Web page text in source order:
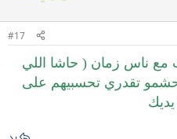
#17
مع ناس زمان ( حاشا اللي
تقدري تحسبيهم على